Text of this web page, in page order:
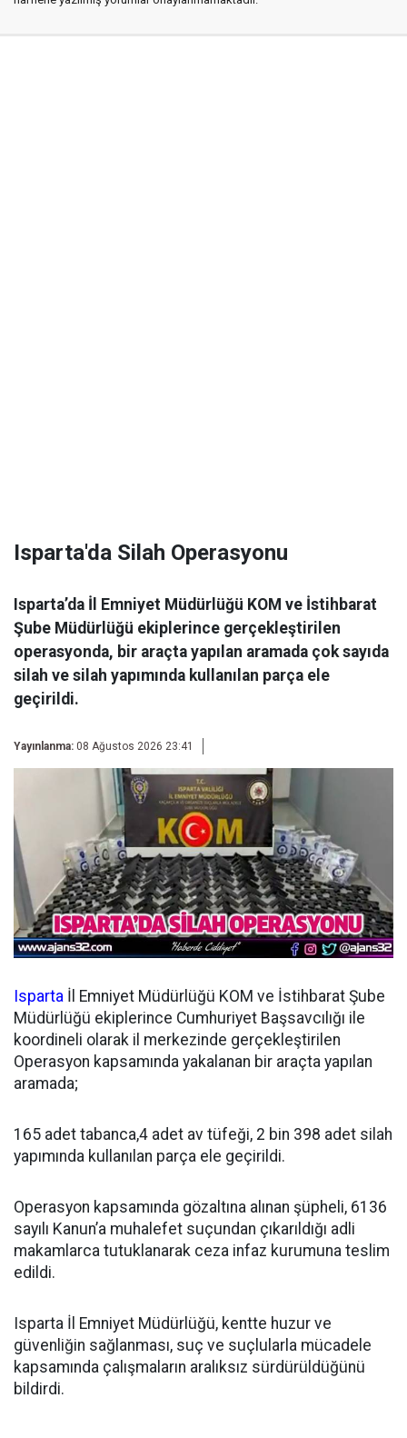
Isparta'da Silah Operasyonu
Isparta’da İl Emniyet Müdürlüğü KOM ve İstihbarat
Şube Müdürlüğü ekiplerince gerçekleştirilen
operasyonda, bir araçta yapılan aramada çok sayıda
silah ve silah yapımında kullanılan parça ele
geçirildi.
Yayınlanma: 08 Ağustos 2026 23:41
Isparta İl Emniyet Müdürlüğü KOM ve İstihbarat Şube
Müdürlüğü ekiplerince Cumhuriyet Başsavcılığı ile
koordineli olarak il merkezinde gerçekleştirilen
Operasyon kapsamında yakalanan bir araçta yapılan
aramada;
165 adet tabanca,4 adet av tüfeği, 2 bin 398 adet silah
yapımında kullanılan parça ele geçirildi.
Operasyon kapsamında gözaltına alınan şüpheli, 6136
sayılı Kanun’a muhalefet suçundan çıkarıldığı adli
makamlarca tutuklanarak ceza infaz kurumuna teslim
edildi.
Isparta İl Emniyet Müdürlüğü, kentte huzur ve
güvenliğin sağlanması, suç ve suçlularla mücadele
kapsamında çalışmaların aralıksız sürdürüldüğünü
bildirdi.